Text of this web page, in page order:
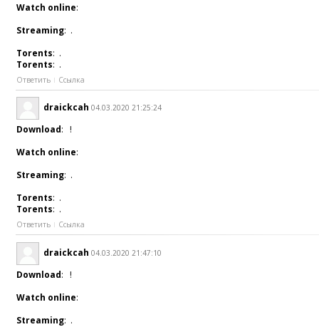
Watch online:
Streaming: .
Torents: .
Torents: .
Ответить Ссылка
draickcah 04.03.2020 21:25:24
Download: !
Watch online:
Streaming: .
Torents: .
Torents: .
Ответить Ссылка
draickcah 04.03.2020 21:47:10
Download: !
Watch online:
Streaming: .